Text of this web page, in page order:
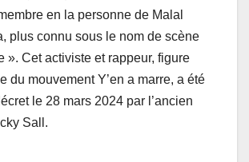
en la personne de Malal
plus connu sous le nom de scène
». Cet activiste et rappeur, figure
du mouvement Y’en a marre, a été
le 28 mars 2024 par l’ancien
Sall.